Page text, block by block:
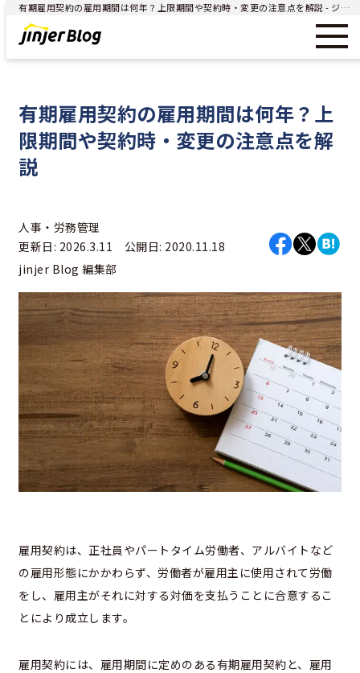
有期雇用契約の雇用期間は何年？上限期間や契約時・変更の注意点を解説 - ジンジャー（jinjer）｜統合型人事システム
有期雇用契約の雇用期間は何年？上
限期間や契約時・変更の注意点を解
説
人事・労務管理
更新日: 2026.3.11 公開日: 2020.11.18
jinjer Blog 編集部
雇用契約は、正社員やパートタイム労働者、アルバイトなど
の雇用形態にかかわらず、労働者が雇用主に使用されて労働
をし、雇用主がそれに対する対価を支払うことに合意するこ
とにより成立します。
雇用契約には、雇用期間に定めのある有期雇用契約と、雇用